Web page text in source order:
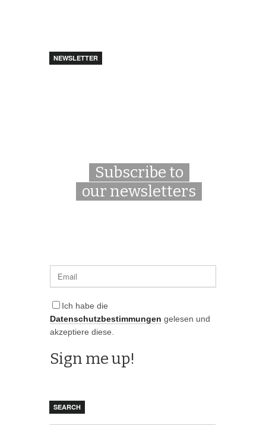
NEWSLETTER
Subscribe to
our newsletters
Ich habe die
Datenschutzbestimmungen gelesen und
akzeptiere diese.
SEARCH